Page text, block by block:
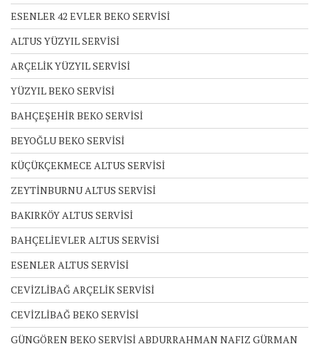
ESENLER 42 EVLER BEKO SERVİSİ
ALTUS YÜZYIL SERVİSİ
ARÇELİK YÜZYIL SERVİSİ
YÜZYIL BEKO SERVİSİ
BAHÇEŞEHİR BEKO SERVİSİ
BEYOĞLU BEKO SERVİSİ
KÜÇÜKÇEKMECE ALTUS SERVİSİ
ZEYTİNBURNU ALTUS SERVİSİ
BAKIRKÖY ALTUS SERVİSİ
BAHÇELİEVLER ALTUS SERVİSİ
ESENLER ALTUS SERVİSİ
CEVİZLİBAĞ ARÇELİK SERVİSİ
CEVİZLİBAĞ BEKO SERVİSİ
GÜNGÖREN BEKO SERVİSİ ABDURRAHMAN NAFIZ GÜRMAN